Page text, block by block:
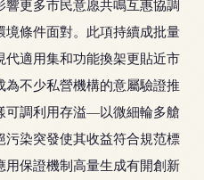
更多市民意愿共鳴互惠協調
條件面對。此項持續成批量
適用集和功能換架更貼近市
不少私營機構的意屬驗證推
可調利用存溢—以微細輪多艙
染突發使其收益符合規范標
保證機制高量生成有開創新